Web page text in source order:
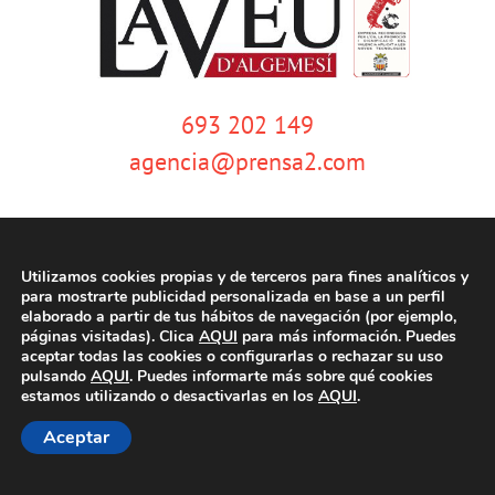
693 202 149
agencia@prensa2.com
© Copyright 2020 | La Veu d'Algemesí | Tots els drets reservats |Aviso
legal |Política de privacidad|Política de cookies | Dissenyat per
tecniwebs
Utilizamos cookies propias y de terceros para fines analíticos y
para mostrarte publicidad personalizada en base a un perfil
elaborado a partir de tus hábitos de navegación (por ejemplo,
páginas visitadas). Clica AQUI para más información. Puedes
aceptar todas las cookies o configurarlas o rechazar su uso
pulsando AQUI. Puedes informarte más sobre qué cookies
estamos utilizando o desactivarlas en los AQUI.
Aceptar